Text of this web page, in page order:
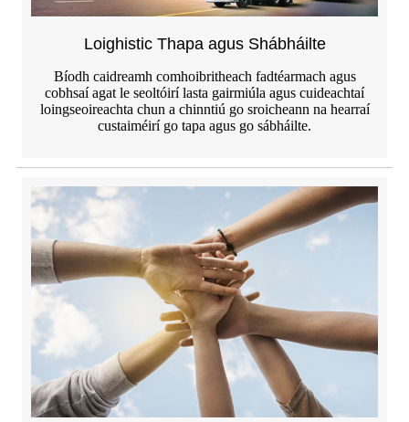
Loighistic Thapa agus Shábháilte
Bíodh caidreamh comhoibritheach fadtéarmach agus
cobhsaí agat le seoltóirí lasta gairmiúla agus cuideachtaí
loingseoireachta chun a chinntiú go sroicheann na hearraí
custaiméirí go tapa agus go sábháilte.